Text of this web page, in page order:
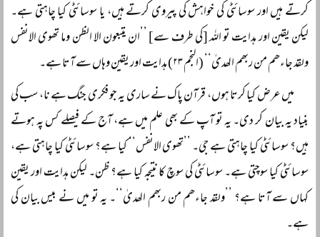
کرتے ہیں اور سوسائٹی کی خواہش کی پیروی کرتے ہیں، یا سوسائٹی کیا چاہتی ہے۔
لیکن یقین اور ہدایت تو اللہ [کی طرف سے] ’’ان یتبعون الا الظن وما تھوی الانفس
ولقد جاءھم من ربھم الھدیٰ‘‘ (النجم ۲۳) ہدایت اور یقین وہاں سے آتا ہے۔
میں عرض کیا کرتا ہوں، قرآن پاک نے ساری یہ جو فکری جنگ ہے نا، سب کی
بنیاد یہ بیان کر دی۔ یہ تو آپ کے بھی علم میں ہے، آج کے فیصلے کس پہ ہوتے
ہیں؟ سوسائٹی کیا چاہتی ہے جی۔ ’’تھوی الانفس‘‘ کیا ہے؟ سوسائٹی کیا چاہتی ہے،
سوسائٹی کیا سوچتی ہے۔ سوسائٹی کی سوچ کا نتیجہ کیا ہے؟ ظن۔ لیکن ہدایت اور یقین
کہاں سے آتا ہے؟ ’’ولقد جاءھم من ربھم الھدیٰ‘‘۔ یہ تو میں نے بیس بیان کی
ہے۔